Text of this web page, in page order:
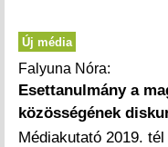
Új média
Falyuna Nóra:
Esettanulmány a
közösségének
Médiakutató 2019. tél